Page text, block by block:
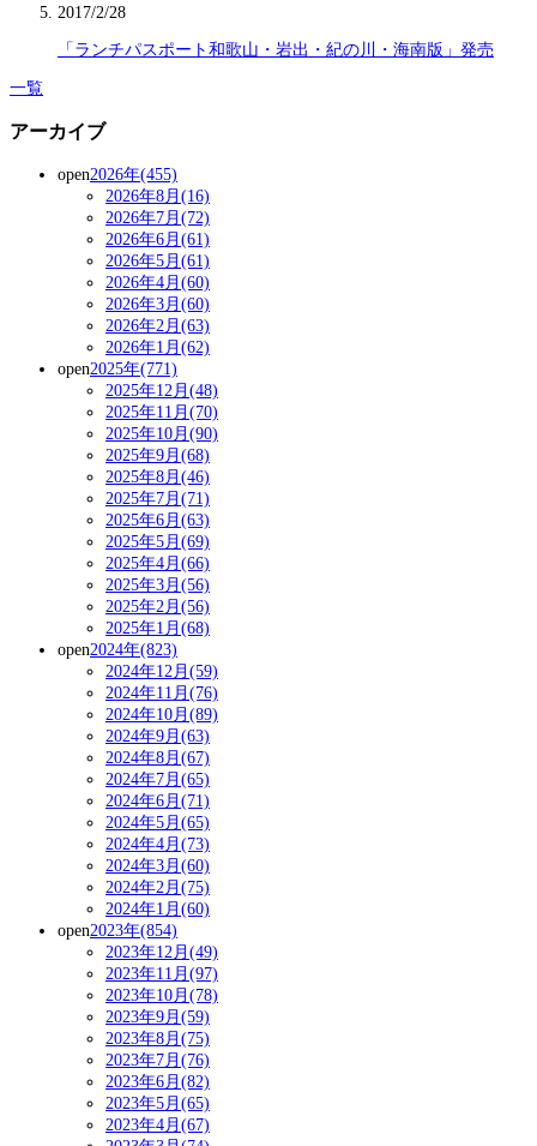
2017/2/28
「ランチパスポート和歌山・岩出・紀の川・海南版」発売
一覧
アーカイブ
open2026年(455)
2026年8月(16)
2026年7月(72)
2026年6月(61)
2026年5月(61)
2026年4月(60)
2026年3月(60)
2026年2月(63)
2026年1月(62)
open2025年(771)
2025年12月(48)
2025年11月(70)
2025年10月(90)
2025年9月(68)
2025年8月(46)
2025年7月(71)
2025年6月(63)
2025年5月(69)
2025年4月(66)
2025年3月(56)
2025年2月(56)
2025年1月(68)
open2024年(823)
2024年12月(59)
2024年11月(76)
2024年10月(89)
2024年9月(63)
2024年8月(67)
2024年7月(65)
2024年6月(71)
2024年5月(65)
2024年4月(73)
2024年3月(60)
2024年2月(75)
2024年1月(60)
open2023年(854)
2023年12月(49)
2023年11月(97)
2023年10月(78)
2023年9月(59)
2023年8月(75)
2023年7月(76)
2023年6月(82)
2023年5月(65)
2023年4月(67)